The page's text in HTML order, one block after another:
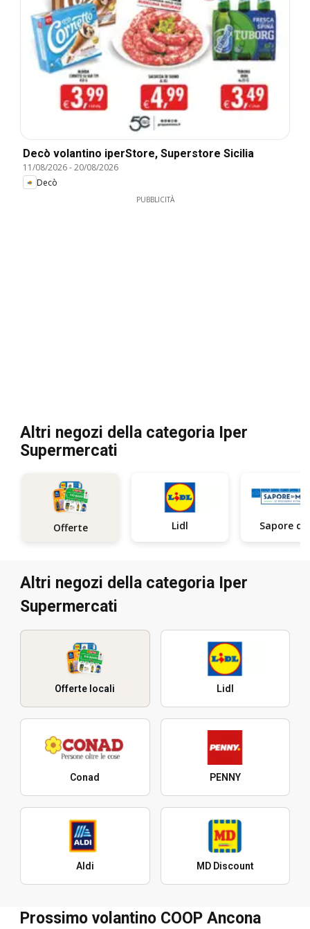
Decò volantino iperStore, Superstore Sicilia
11/08/2026-20/08/2026
Decò
PUBBLICITÀ
Altri negozi della categoria Iper
Supermercati
Offerte Lidl
Altri negozi della categoria Iper
Supermercati
Offerte locali Lidl
Conad PENNY
Aldi MD Discount
Prossimo volantino COOP Ancona